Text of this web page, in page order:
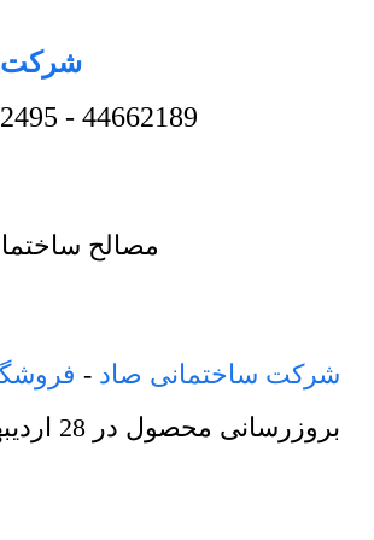
شرکت
44662189
-
مصالح
شرکت ساختمانی صاد -
بروزرسانی محصول در 28 اردیبهشت 1405